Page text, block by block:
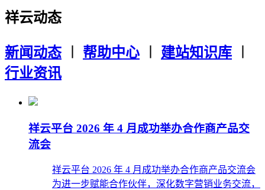
祥云动态
新闻动态︱ 帮助中心︱ 建站知识库
行业资讯
祥云平台 2026 年 4 月成功举办合作商产品交
流会
祥云平台 2026 年 4 月成功举办合作商产品交流会
为进一步赋能合作伙伴，深化数字营销业务交流，